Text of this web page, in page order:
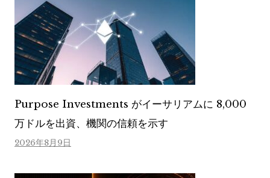
Purpose Investments がイーサリアムに 8,000
万ドルを出資、機関の信頼を示す
2026年8月9日